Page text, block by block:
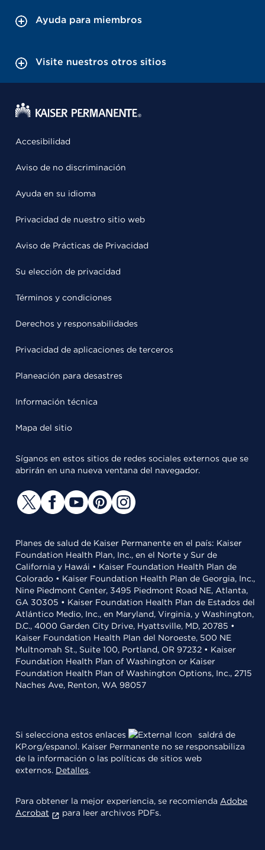
Ayuda para miembros
Visite nuestros otros sitios
Accesibilidad
Aviso de no discriminación
Ayuda en su idioma
Privacidad de nuestro sitio web
Aviso de Prácticas de Privacidad
Su elección de privacidad
Términos y condiciones
Derechos y responsabilidades
Privacidad de aplicaciones de terceros
Planeación para desastres
Información técnica
Mapa del sitio
Síganos en estos sitios de redes sociales externos que se
abrirán en una nueva ventana del navegador.
Planes de salud de Kaiser Permanente en el país: Kaiser
Foundation Health Plan, Inc., en el Norte y Sur de
California y Hawái • Kaiser Foundation Health Plan de
Colorado • Kaiser Foundation Health Plan de Georgia, Inc.,
Nine Piedmont Center, 3495 Piedmont Road NE, Atlanta,
GA 30305 • Kaiser Foundation Health Plan de Estados del
Atlántico Medio, Inc., en Maryland, Virginia, y Washington,
D.C., 4000 Garden City Drive, Hyattsville, MD, 20785 •
Kaiser Foundation Health Plan del Noroeste, 500 NE
Multnomah St., Suite 100, Portland, OR 97232 • Kaiser
Foundation Health Plan of Washington or Kaiser
Foundation Health Plan of Washington Options, Inc., 2715
Naches Ave, Renton, WA 98057
Si selecciona estos enlaces
saldrá de
KP.org/espanol. Kaiser Permanente no se responsabiliza
de la información o las políticas de sitios web
externos. Detalles.
Para obtener la mejor experiencia, se recomienda Adobe
Acrobat
para leer archivos PDFs.